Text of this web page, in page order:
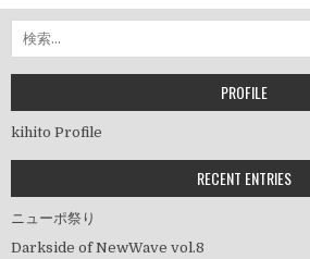
ナ
ビ
ゲ
シ
索:
PROFILE
kihito Profile
RECENT ENTRIES
ニューポ祭り
Darkside of NewWave vol.8